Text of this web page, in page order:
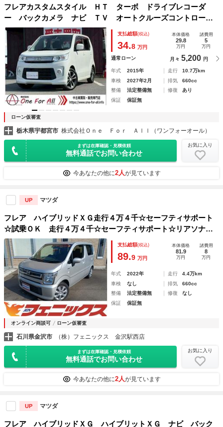
フレアカスタムスタイル ＨＴ ターボ ドライブレコーダ
ー バックカメラ ナビ ＴＶ オートクルーズコントロー
ル 衝突被害軽減システム オートライト ＨＩＤ スマート
キー アイドリングストップ ＣＶＴ 盗難防止システム Ａ
ＢＳ
支払総額(税込)
34.8 万円
本体価格
29.8
万円
諸費用
5
万円
通常ローン 月々 5,200 円
年式 2015年 走行
10.7万km
車検
2027年2月 排気
660cc
整備
法定整備無 修復
あり
保証
保証無
ローン仮審査
栃木県宇都宮市 株式会社Ｏｎｅ Ｆｏｒ Ａｌｌ（ワンフォーオール）
まずは在庫確認・見積依頼
無料通話でお問い合わせ
お気に入り
今あなたの他に2人が見ています
UP マツダ
フレア ハイブリッドＸＧ走行４万４千☆セーフティサポート
☆試乗ＯＫ 走行４万４千☆セーフティサポート☆リアソナー
☆メモリーナビ☆ＢＬＵＥＴＯＯＴＨ☆バックカメラ☆ＥＴＣ
☆ベンチシート☆シートヒーター☆オートライト☆電格ミラー
☆スマートキー☆プッシュスタート☆
支払総額(税込)
89.9 万円
本体価格
81.9
万円
諸費用
8
万円
年式 2022年 走行
4.4万km
車検
なし 排気
660cc
整備
法定整備無 修復
なし
保証
保証無
オンライン商談可 ローン仮審査
石川県金沢市 （株）フェニックス 金沢駅西店
まずは在庫確認・見積依頼
無料通話でお問い合わせ
お気に入り
今あなたの他に2人が見ています
UP マツダ
フレア ハイブリッドＸＧ ハイブリットＸＧ ナビ バック